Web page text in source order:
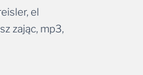
el
zając, mp3,